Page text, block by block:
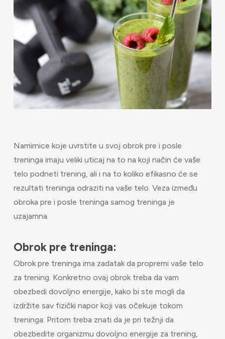
Namirnice koje uvrstite u svoj obrok pre i posle
treninga imaju veliki uticaj na to na koji način će vaše
telo podneti trening, ali i na to koliko efikasno će se
rezultati treninga odraziti na vaše telo. Veza između
obroka pre i posle treninga samog treninga je
uzajamna.
Obrok pre treninga:
Obrok pre treninga ima zadatak da propremi vaše telo
za trening. Konkretno ovaj obrok treba da vam
obezbedi dovoljno energije, kako bi ste mogli da
izdržite sav fizički napor koji vas očekuje tokom
treninga. Pritom treba znati da je pri težnji da
obezbedite organizmu dovoljno energije za trening,